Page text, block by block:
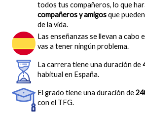
todos tus compañeros, lo que
compañeros y amigosque
de la vida.
Las enseñanzas se llevan a cabo
vas a tener ningún problema.
La carrera tiene una duración de
habitual en España.
El grado tiene una duración de
con el TFG.